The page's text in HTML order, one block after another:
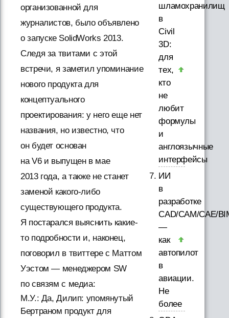
организованной для
журналистов, было объявлено
о запуске SolidWorks 2013.
Следя за твитами с этой
встречи, я заметил упоминание
нового продукта для
концептуального
проектирования: у него еще нет
названия, но известно, что
он будет основан
на V6 и выпущен в мае
2013 года, а также не станет
заменой какого-либо
существующего продукта.
Я постарался выяснить какие-
то подробности и, наконец,
поговорил в твиттере с Маттом
Уэстом — менеджером SW
по связям с медиа:
М.У.: Да, Дилип: упомянутый
Бертраном продукт для
шламохранилищ
в
Civil
3D:
для
тех,
кто
не
любит
формулы
и
англоязычные
интерфейсы
ИИ
в
разработке
CAD/CAM/CAE/
—
как
автопилот
в
авиации.
Не
более